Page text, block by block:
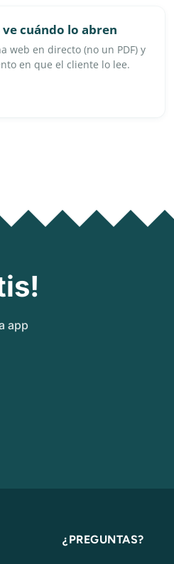
cuándo lo abren
web en directo (no un PDF) y
en que el cliente lo lee.
app
¿PREGUNTAS?